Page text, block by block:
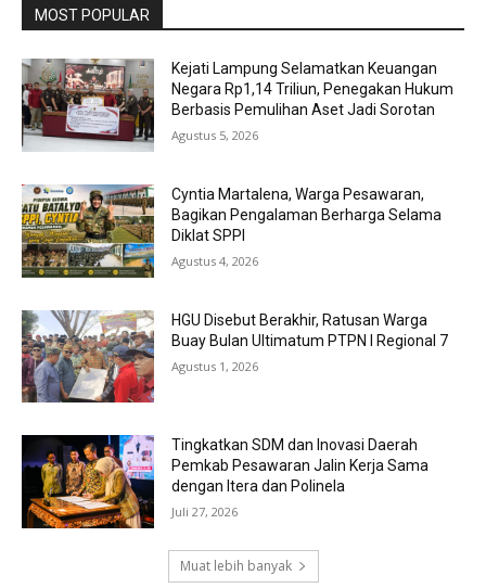
MOST POPULAR
Kejati Lampung Selamatkan Keuangan
Negara Rp1,14 Triliun, Penegakan Hukum
Berbasis Pemulihan Aset Jadi Sorotan
Agustus 5, 2026
Cyntia Martalena, Warga Pesawaran,
Bagikan Pengalaman Berharga Selama
Diklat SPPI
Agustus 4, 2026
HGU Disebut Berakhir, Ratusan Warga
Buay Bulan Ultimatum PTPN I Regional 7
Agustus 1, 2026
Tingkatkan SDM dan Inovasi Daerah
Pemkab Pesawaran Jalin Kerja Sama
dengan Itera dan Polinela
Juli 27, 2026
Muat lebih banyak